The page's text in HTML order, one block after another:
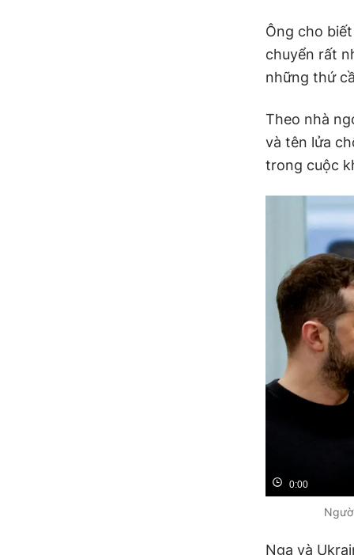
Ông cho
chuyển rất
những thứ
Theo nhà
và tên lửa
trong cuộc
0:00
Nga và